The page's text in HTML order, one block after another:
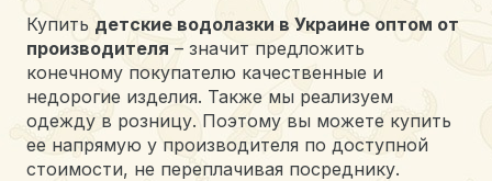
Купить детские водолазки в Украине оптом от
производителя – значит предложить
конечному покупателю качественные и
недорогие изделия. Также мы реализуем
одежду в розницу. Поэтому вы можете купить
ее напрямую у производителя по доступной
стоимости, не переплачивая посреднику.